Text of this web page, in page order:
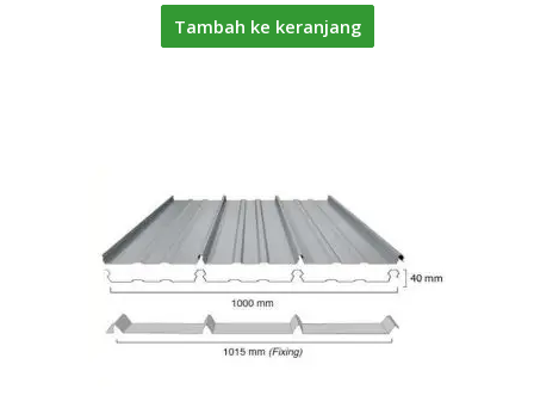
Tambah ke keranjang